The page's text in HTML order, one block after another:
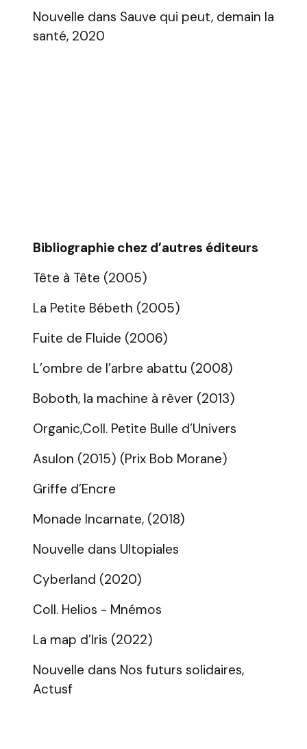
Nouvelle dans Sauve qui peut, demain la
santé, 2020
Bibliographie chez d’autres éditeurs
Tête à Tête (2005)
La Petite Bébeth (2005)
Fuite de Fluide (2006)
L’ombre de l’arbre abattu (2008)
Boboth, la machine à rêver (2013)
Organic,Coll. Petite Bulle d’Univers
Asulon (2015) (Prix Bob Morane)
Griffe d’Encre
Monade Incarnate, (2018)
Nouvelle dans UItopiales
Cyberland (2020)
Coll. Helios - Mnémos
La map d’Iris (2022)
Nouvelle dans Nos futurs solidaires,
Actusf